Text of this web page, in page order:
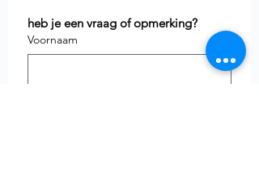
heb je een vraag of opmerking?
Voornaam